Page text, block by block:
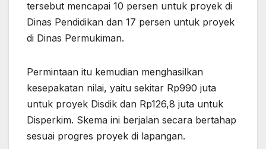
tersebut mencapai 10 persen untuk proyek di
Dinas Pendidikan dan 17 persen untuk proyek
di Dinas Permukiman.
Permintaan itu kemudian menghasilkan
kesepakatan nilai, yaitu sekitar Rp990 juta
untuk proyek Disdik dan Rp126,8 juta untuk
Disperkim. Skema ini berjalan secara bertahap
sesuai progres proyek di lapangan.